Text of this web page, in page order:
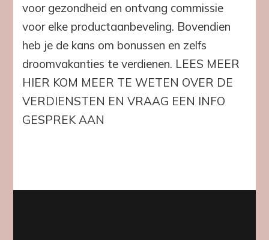
om
in
voor gezondheid en ontvang commissie
voor elke productaanbeveling. Bovendien
heb je de kans om bonussen en zelfs
droomvakanties te verdienen. LEES MEER
HIER KOM MEER TE WETEN OVER DE
VERDIENSTEN EN VRAAG EEN INFO
GESPREK AAN